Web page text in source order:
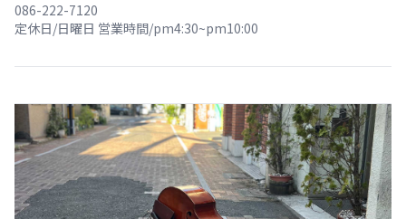
086-222-7120
定休日/日曜日 営業時間/pm4:30~pm10:00